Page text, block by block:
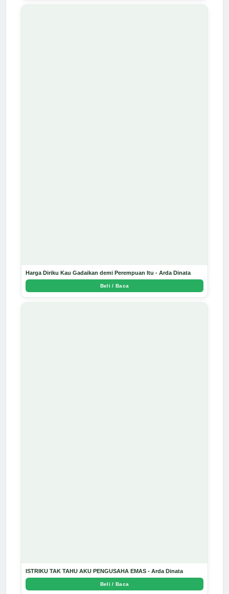
Harga Diriku Kau Gadaikan demi Perempuan Itu - Arda Dinata
Beli / Baca
ISTRIKU TAK TAHU AKU PENGUSAHA EMAS - Arda Dinata
Beli / Baca